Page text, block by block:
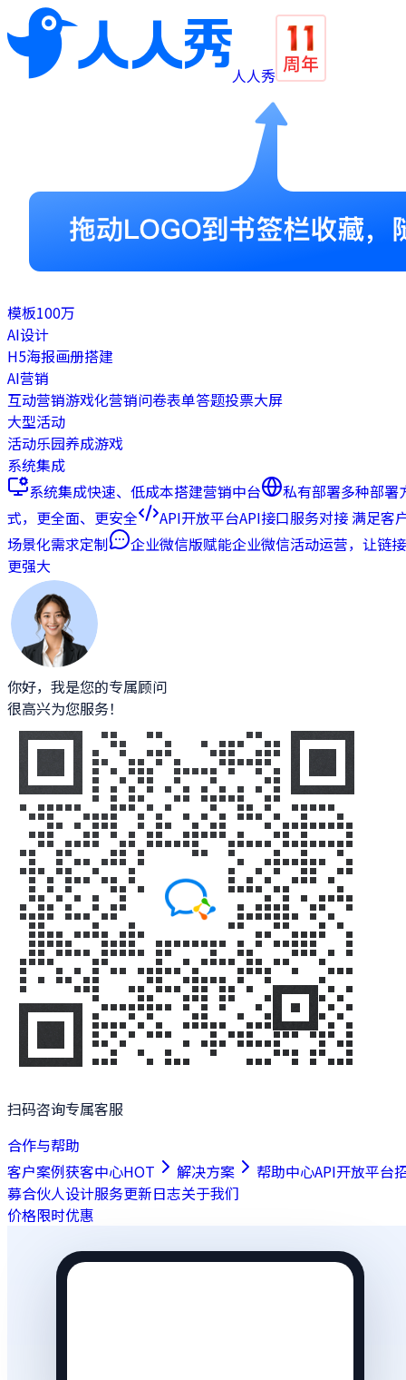
人人秀
模板100万
AI设计
H5海报画册搭建
AI营销
互动营销游戏化营销问卷表单答题投票大屏
大型活动
活动乐园养成游戏
系统集成
系统集成快速、低成本搭建营销中台 私有部署多种部署
式，更全面、更安全
API开放平台API接口服务对接 满足客
场景化需求定制
企业微信版赋能企业微信活动运营，让链接
更强大
你好，我是您的专属顾问
很高兴为您服务！
扫码咨询专属客服
合作与帮助
客户案例获客中心HOT 解决方案 帮助中心API开放平台
募合伙人设计服务更新日志关于我们
价格限时优惠